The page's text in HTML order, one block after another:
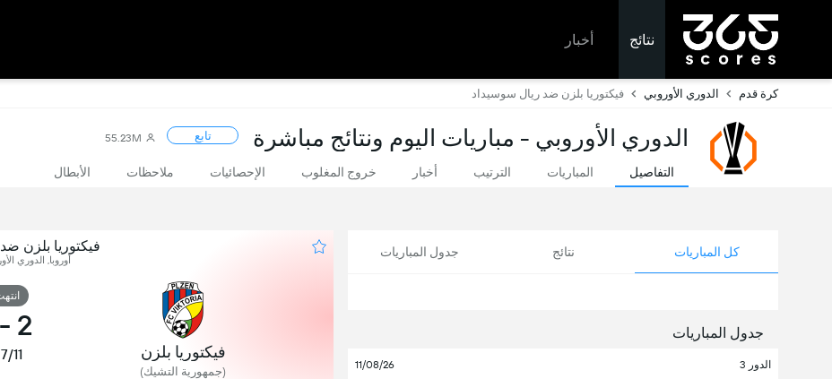
نتائج أخبار
كرة قدم الدوري الأوروبي فيكتوريا بلزن ضد ريال سوسيداد
الدوري الأوروبي - مباريات اليوم ونتائج مباشرة تابع 55.23M
التفاصيل المباريات الترتيب أخبار خروج المغلوب الإحصائيات ملاحظات الأبطال
كل المباريات نتائج جدول المباريات
جدول المباريات
الدور 3 11/08/26
فيكتوريا بلزن
أوروبا, الدوري
فيكتوريا بلزن
(جمهورية التشيك)
2
-
11